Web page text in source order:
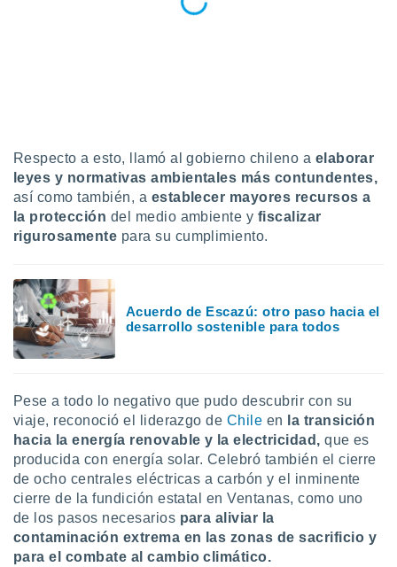
un
o acceder
datos
utilizar
crear un
uso de
la
contenido
Respecto a esto, llamó al gobierno chileno a elaborar
leyes y normativas ambientales más contundentes,
así como también, a establecer mayores recursos a
la protección del medio ambiente y fiscalizar
rigurosamente para su cumplimiento.
Acuerdo de Escazú: otro paso hacia el
desarrollo sostenible para todos
Pese a todo lo negativo que pudo descubrir con su
viaje, reconoció el liderazgo de Chile en
la transición
hacia la energía renovable y la electricidad,que es
producida con energía solar. Celebró también el cierre
de ocho centrales eléctricas a carbón y el inminente
cierre de la fundición estatal en Ventanas, como uno
de los pasos necesarios para aliviar la
contaminación extrema en las zonas de sacrificio y
para el combate al cambio climático.